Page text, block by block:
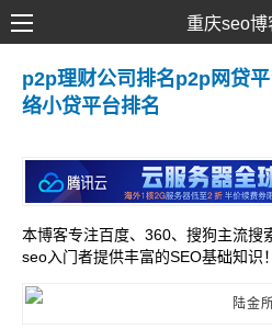
SEO优化
SEM营销
重庆seo博
p2p理财公司排名p2p网贷
络小贷平台排名
本博客专注百度、360、搜狗主流搜
seo入门者提供丰富的SEO基础知识！